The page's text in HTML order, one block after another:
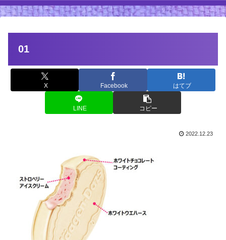
01
X Facebook はてブ
LINE コピー
2022.12.23